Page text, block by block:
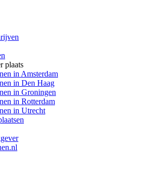
plaats
in Amsterdam
in Den Haag
in Groningen
in Rotterdam
in Utrecht